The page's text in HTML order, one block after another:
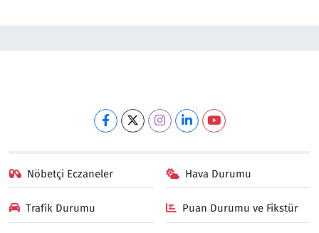
Nöbetçi Eczaneler Hava Durumu
Trafik Durumu Puan Durumu ve Fikstür